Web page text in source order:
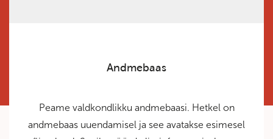
Andmebaas
Peame valdkondlikku andmebaasi. Hetkel on
andmebaas uuendamisel ja see avatakse esimesel